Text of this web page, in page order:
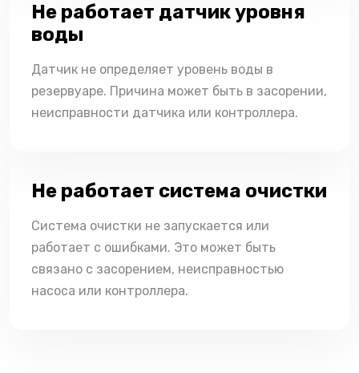
Не работает датчик уровня
воды
Датчик не определяет уровень воды в
резервуаре. Причина может быть в засорении,
неисправности датчика или контроллера.
Не работает система очистки
Система очистки не запускается или
работает с ошибками. Это может быть
связано с засорением, неисправностью
насоса или контроллера.